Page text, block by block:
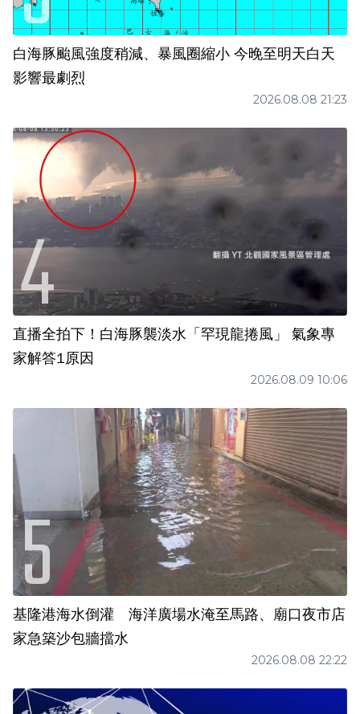
白海豚颱風強度稍減、暴風圈縮小 今晚至明天白天
影響最劇烈
2026.08.08 21:23
直播全拍下！白海豚襲淡水「罕現龍捲風」 氣象專
家解答1原因
2026.08.09 10:06
基隆港海水倒灌 海洋廣場水淹至馬路、廟口夜市店
家急築沙包牆擋水
2026.08.08 22:22